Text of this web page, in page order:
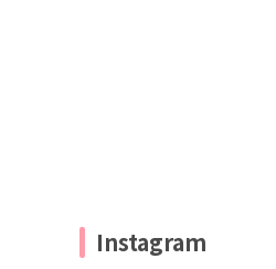
Instagram